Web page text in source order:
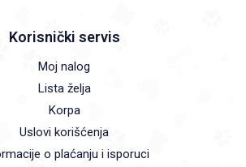
Korisnički servis
Moj nalog
Lista želja
Korpa
Uslovi korišćenja
o plaćanju i isporuci